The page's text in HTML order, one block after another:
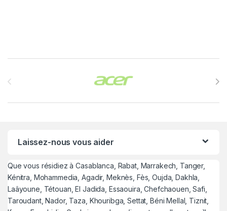
Laissez-nous vous aider
Que vous résidiez à Casablanca, Rabat, Marrakech, Tanger,
Kénitra, Mohammedia, Agadir, Meknès, Fès, Oujda, Dakhla,
Laâyoune, Tétouan, El Jadida, Essaouira, Chefchaouen, Safi,
Taroudant, Nador, Taza, Khouribga, Settat, Béni Mellal, Tiznit,